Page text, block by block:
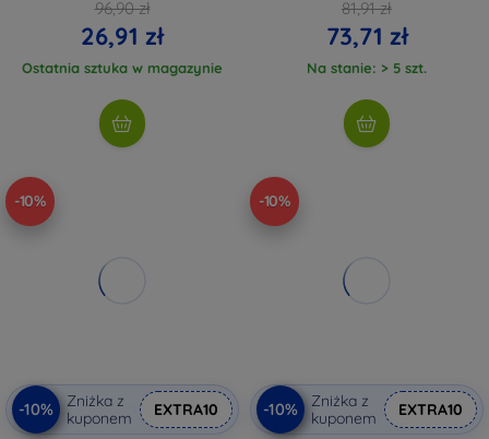
96,90 zł
26,91 zł
Ostatnia sztuka w magazynie
81,91 zł
73,71 zł
Na stanie: > 5 szt.
-10%
-10%
Zniżka z
kuponem
EXTRA10
-10%
-10%
Zniżka z
kuponem
EXTRA10